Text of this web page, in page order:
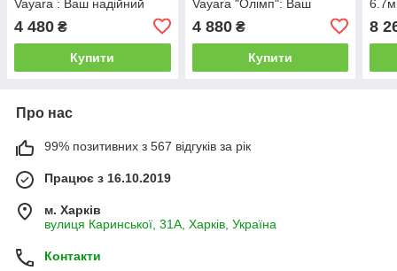
Vayara : Ваш надійний
4 480 ₴
Купити
Vayara "Олімп": Ваш
висоті
4 880₴
Купити
8
Про нас
99% позитивних з 567 відгуків за рік
Працює з 16.10.2019
м. Харків
вулиця Каринської, 31А, Харків, Україна
Контакти